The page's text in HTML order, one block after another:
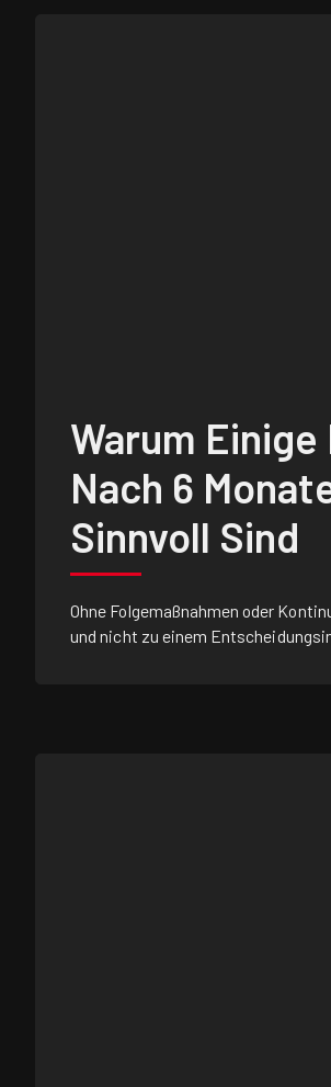
Warum
Nach 6
Sinnvoll Sind
Ohne Folgemaßnahmen oder
und nicht zu einem